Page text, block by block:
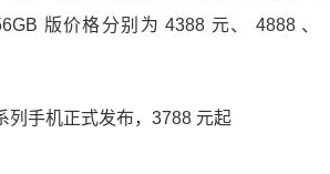
版价格分别为 4388 元、 4888 、